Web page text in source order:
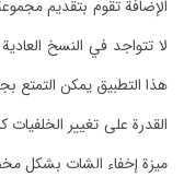
الإضافة تقوم بتقديم
لا تتواجد في النسخ
هذا التطبيق يمكن التمتع
القدرة على تغيير
ميزة إخفاء الشات بشكل